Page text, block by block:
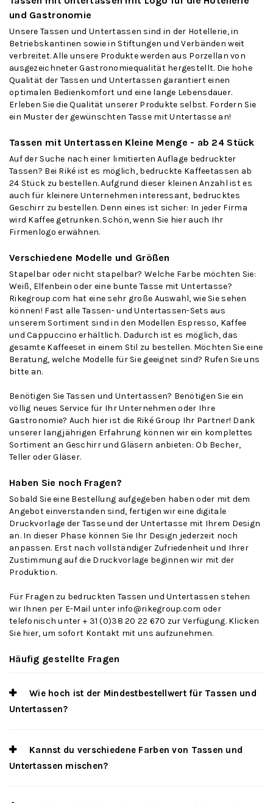
und Gastronomie
Unsere Tassen und Untertassen sind in der Hotellerie, in
Betriebskantinen sowie in Stiftungen und Verbänden weit
verbreitet. Alle unsere Produkte werden aus Porzellan von
ausgezeichneter Gastronomiequalität hergestellt. Die hohe
Qualität der Tassen und Untertassen garantiert einen
optimalen Bedienkomfort und eine lange Lebensdauer.
Erleben Sie die Qualität unserer Produkte selbst. Fordern Sie
ein Muster der gewünschten Tasse mit Untertasse an!
Tassen mit Untertassen Kleine Menge - ab 24 Stück
Auf der Suche nach einer limitierten Auflage bedruckter
Tassen? Bei Riké ist es möglich, bedruckte Kaffeetassen ab
24 Stück zu bestellen. Aufgrund dieser kleinen Anzahl ist es
auch für kleinere Unternehmen interessant, bedrucktes
Geschirr zu bestellen. Denn eines ist sicher: In jeder Firma
wird Kaffee getrunken. Schön, wenn Sie hier auch Ihr
Firmenlogo erwähnen.
Verschiedene Modelle und Größen
Stapelbar oder nicht stapelbar? Welche Farbe möchten Sie:
Weiß, Elfenbein oder eine bunte Tasse mit Untertasse?
Rikegroup.com hat eine sehr große Auswahl, wie Sie sehen
können! Fast alle Tassen- und Untertassen-Sets aus
unserem Sortiment sind in den Modellen Espresso, Kaffee
und Cappuccino erhältlich. Dadurch ist es möglich, das
gesamte Kaffeeset in einem Stil zu bestellen. Möchten Sie eine
Beratung, welche Modelle für Sie geeignet sind? Rufen Sie uns
bitte an.
Benötigen Sie Tassen und Untertassen? Benötigen Sie ein
völlig neues Service für Ihr Unternehmen oder Ihre
Gastronomie? Auch hier ist die Riké Group Ihr ​​Partner! Dank
unserer langjährigen Erfahrung können wir ein komplettes
Sortiment an Geschirr und Gläsern anbieten: Ob Becher,
Teller oder Gläser.
Haben Sie noch Fragen?
Sobald Sie eine Bestellung aufgegeben haben oder mit dem
Angebot einverstanden sind, fertigen wir eine digitale
Druckvorlage der Tasse und der Untertasse mit Ihrem Design
an. In dieser Phase können Sie Ihr Design jederzeit noch
anpassen. Erst nach vollständiger Zufriedenheit und Ihrer
Zustimmung auf die Druckvorlage beginnen wir mit der
Produktion.
Für Fragen zu bedruckten Tassen und Untertassen stehen
wir Ihnen per E-Mail unter info@rikegroup.com oder
telefonisch unter + 31 (0)38 20 22 670 zur Verfügung. Klicken
Sie hier, um sofort Kontakt mit uns aufzunehmen.
Häufig gestellte Fragen
Wie hoch ist der Mindestbestellwert für Tassen und
Untertassen?
Kannst du verschiedene Farben von Tassen und
Untertassen mischen?